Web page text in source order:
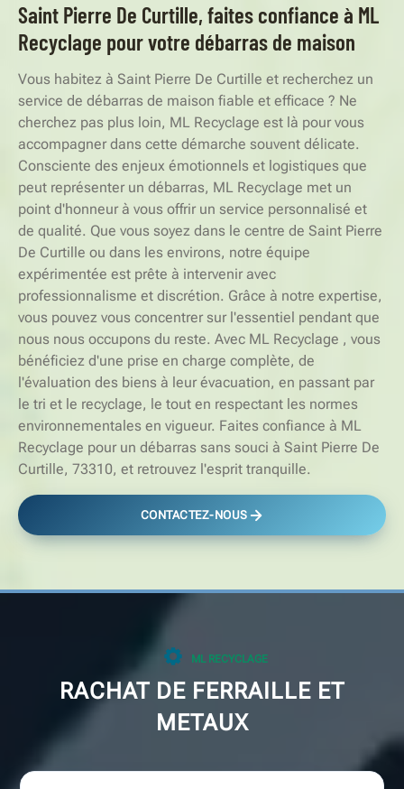
Saint Pierre De Curtille, faites confiance à ML
Recyclage pour votre débarras de maison
Vous habitez à Saint Pierre De Curtille et recherchez un
service de débarras de maison fiable et efficace ? Ne
cherchez pas plus loin, ML Recyclage est là pour vous
accompagner dans cette démarche souvent délicate.
Consciente des enjeux émotionnels et logistiques que
peut représenter un débarras, ML Recyclage met un
point d'honneur à vous offrir un service personnalisé et
de qualité. Que vous soyez dans le centre de Saint Pierre
De Curtille ou dans les environs, notre équipe
expérimentée est prête à intervenir avec
professionnalisme et discrétion. Grâce à notre expertise,
vous pouvez vous concentrer sur l'essentiel pendant que
nous nous occupons du reste. Avec ML Recyclage , vous
bénéficiez d'une prise en charge complète, de
l'évaluation des biens à leur évacuation, en passant par
le tri et le recyclage, le tout en respectant les normes
environnementales en vigueur. Faites confiance à ML
Recyclage pour un débarras sans souci à Saint Pierre De
Curtille, 73310, et retrouvez l'esprit tranquille.
CONTACTEZ-NOUS
ML RECYCLAGE
RACHAT DE FERRAILLE ET
METAUX